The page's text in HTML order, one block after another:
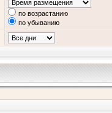
по возрастанию
по убыванию